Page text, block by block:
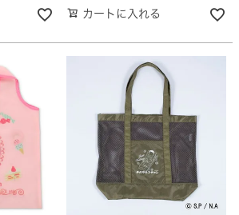
カートに入れる